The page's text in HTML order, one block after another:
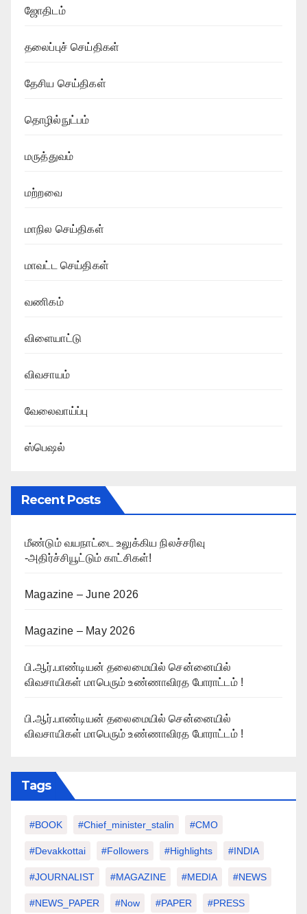
ஜோதிடம்
தலைப்புச் செய்திகள்
தேசிய செய்திகள்
தொழில்நுட்பம்
மருத்துவம்
மற்றவை
மாநில செய்திகள்
மாவட்ட செய்திகள்
வணிகம்
விளையாட்டு
விவசாயம்
வேலைவாய்ப்பு
ஸ்பெஷல்
Recent Posts
மீண்டும் வயநாட்டை உலுக்கிய நிலச்சரிவு
-அதிர்ச்சியூட்டும் காட்சிகள்!
Magazine – June 2026
Magazine – May 2026
பி.ஆர்.பாண்டியன் தலைமையில் சென்னையில்
விவசாயிகள் மாபெரும் உண்ணாவிரத போராட்டம் !
பி.ஆர்.பாண்டியன் தலைமையில் சென்னையில்
விவசாயிகள் மாபெரும் உண்ணாவிரத போராட்டம் !
Tags
#BOOK #chief_minister_stalin #CMO
#devakkottai #followers #highlights #INDIA
#JOURNALIST #MAGAZINE #MEDIA #NEWS
#NEWS_PAPER #Now #PAPER #PRESS